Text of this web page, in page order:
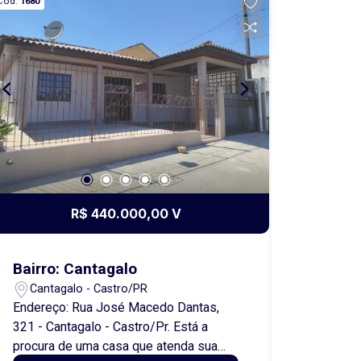
R$ 440.000,00 V
Bairro: Cantagalo
Cantagalo - Castro/PR
Endereço: Rua José Macedo Dantas,
321 - Cantagalo - Castro/Pr. Está a
procura de uma casa que atenda sua